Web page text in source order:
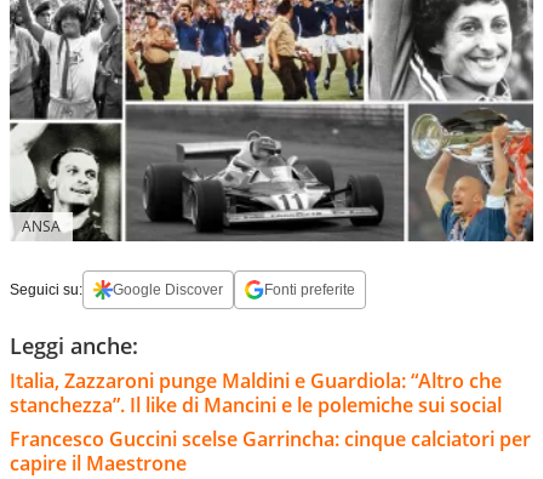
ANSA
Seguici su: Google Discover Fonti preferite
Leggi anche:
Italia, Zazzaroni punge Maldini e Guardiola: “Altro che
stanchezza”. Il like di Mancini e le polemiche sui social
Francesco Guccini scelse Garrincha: cinque calciatori per
capire il Maestrone